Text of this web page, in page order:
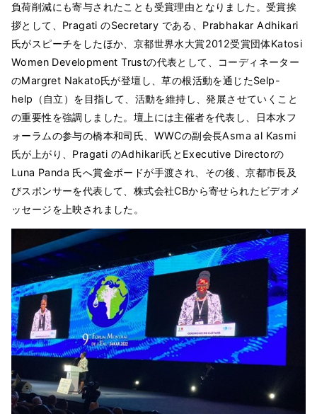
負荷削減にも寄与されたことも受賞理由となりました。受賞挨
拶として、Pragati のSecretary である、Prabhakar Adhikari
氏がスピーチをしたほか、京都世界水大賞2012受賞団体Katosi
Women Development Trustの代表として、コーディネーター
のMargret Nakato氏が登壇し、草の根活動を通じたSelp-
help（自立）を目指して、活動を維持し、発展させていくこと
の重要性を強調しました。壇上には主催者を代表し、日本水フ
ォーラムの参与の橋本和司氏、WWCの副会長Asma al Kasmi
氏が上がり、Pragati のAdhikari氏とExecutive Directorの
Luna Panda 氏へ賞金ボードが手渡され、その後、京都市長及
びスポンサーを代表して、株式会社CBから寄せられたビデオメ
ッセージを上映されました。